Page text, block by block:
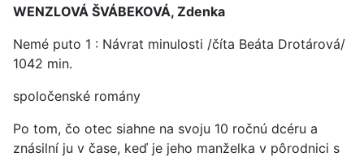
WENZLOVÁ ŠVÁBEKOVÁ, Zdenka
Nemé puto 1 : Návrat minulosti /číta Beáta Drotárová/
1042 min.
spoločenské romány
Po tom, čo otec siahne na svoju 10 ročnú dcéru a
znásilní ju v čase, keď je jeho manželka v pôrodnici s